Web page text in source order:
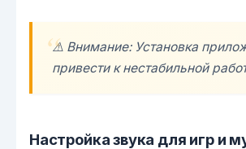
⚠️ Внимание: Установка
привести к нестабильной
Настройка звука для игр и